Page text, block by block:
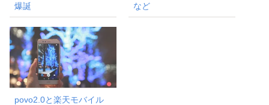
爆誕
など
povo2.0と楽天モバイル